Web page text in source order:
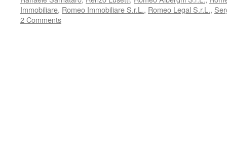
Immobiliare, Romeo Immobiliare S.r.L., Romeo Legal S.r.L.,
2 Comments